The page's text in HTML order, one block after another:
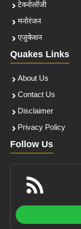
टेक्नोलॉजी
मनोरंजन
एजुकेशन
Quakes Links
About Us
Contact Us
Disclaimer
Privacy Policy
Follow Us